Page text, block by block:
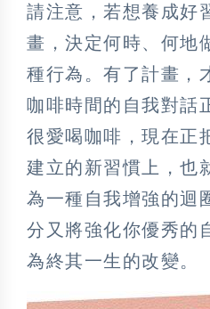
請注意，若想養成好
畫，決定何時、何地
種行為。有了計畫，
咖啡時間的自我對話
很愛喝咖啡，現在正
建立的新習慣上，也
為一種自我增強的迴
分又將強化你優秀的
為終其一生的改變。